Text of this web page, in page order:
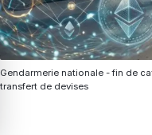
Gendarmerie nationale - fin de
transfert de devises